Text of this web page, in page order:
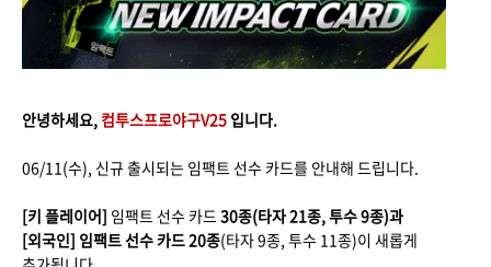
안녕하세요, 컴투스프로야구V25 입니다.
06/11(수), 신규 출시되는 임팩트 선수 카드를 안내해 드립니다.
[키 플레이어] 임팩트 선수 카드 30종(타자 21종, 투수 9종)과
[외국인] 임팩트 선수 카드 20종(타자 9종, 투수 11종)이 새롭게